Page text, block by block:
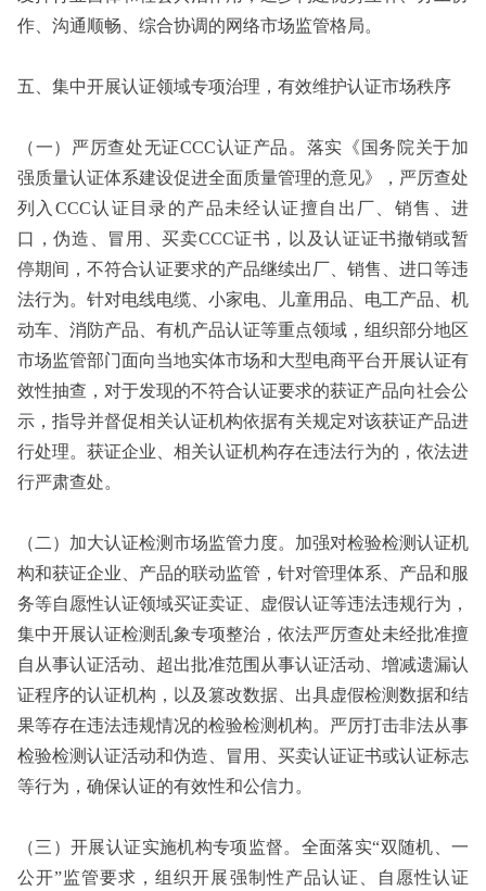
作、沟通顺畅、综合协调的网络市场监管格局。
五、集中开展认证领域专项治理，有效维护认证市场秩序
（一）严厉查处无证CCC认证产品。落实《国务院关于加
强质量认证体系建设促进全面质量管理的意见》，严厉查处
列入CCC认证目录的产品未经认证擅自出厂、销售、进
口，伪造、冒用、买卖CCC证书，以及认证证书撤销或暂
停期间，不符合认证要求的产品继续出厂、销售、进口等违
法行为。针对电线电缆、小家电、儿童用品、电工产品、机
动车、消防产品、有机产品认证等重点领域，组织部分地区
市场监管部门面向当地实体市场和大型电商平台开展认证有
效性抽查，对于发现的不符合认证要求的获证产品向社会公
示，指导并督促相关认证机构依据有关规定对该获证产品进
行处理。获证企业、相关认证机构存在违法行为的，依法进
行严肃查处。
（二）加大认证检测市场监管力度。加强对检验检测认证机
构和获证企业、产品的联动监管，针对管理体系、产品和服
务等自愿性认证领域买证卖证、虚假认证等违法违规行为，
集中开展认证检测乱象专项整治，依法严厉查处未经批准擅
自从事认证活动、超出批准范围从事认证活动、增减遗漏认
证程序的认证机构，以及篡改数据、出具虚假检测数据和结
果等存在违法违规情况的检验检测机构。严厉打击非法从事
检验检测认证活动和伪造、冒用、买卖认证证书或认证标志
等行为，确保认证的有效性和公信力。
（三）开展认证实施机构专项监督。全面落实“双随机、一
公开”监管要求，组织开展强制性产品认证、自愿性认证